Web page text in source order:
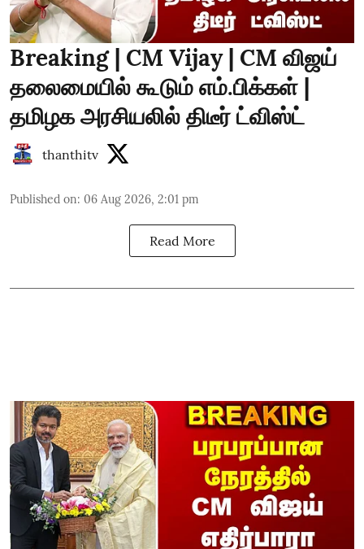
Breaking | CM Vijay | CM விஜய்
தலைமையில் கூடும் எம்.பிக்கள் |
தமிழக அரசியலில் திடீர் ட்விஸ்ட்
thanthitv
Published on: 06 Aug 2026, 2:01 pm
Read More